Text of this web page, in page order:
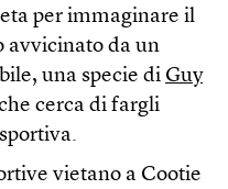
per immaginare il
avvicinato da un
una specie di Guy
cerca di fargli
vietano a Cootie